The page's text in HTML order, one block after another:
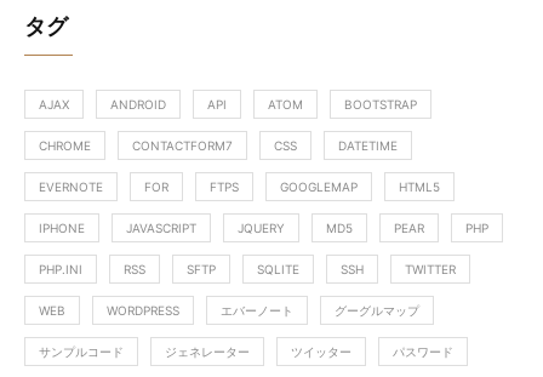
タグ
AJAX ANDROID API ATOM BOOTSTRAP
CHROME CONTACTFORM7 CSS DATETIME
EVERNOTE FOR FTPS GOOGLEMAP HTML5
IPHONE JAVASCRIPT JQUERY MD5 PEAR PHP
PHP.INI RSS SFTP SQLITE SSH TWITTER
WEB WORDPRESS エバーノート グーグルマップ
サンプルコード ジェネレーター ツイッター パスワード